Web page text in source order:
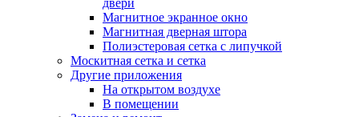
двери
Магнитное экранное окно
Магнитная дверная штора
Полиэстеровая сетка с липучкой
Москитная сетка и сетка
Другие приложения
На открытом воздухе
В помещении